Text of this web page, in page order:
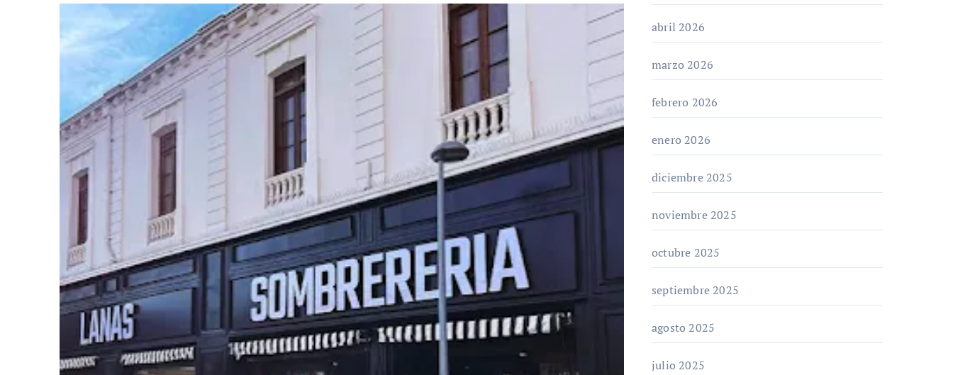
abril 2026
marzo 2026
febrero 2026
enero 2026
diciembre 2025
noviembre 2025
octubre 2025
septiembre 2025
agosto 2025
julio 2025